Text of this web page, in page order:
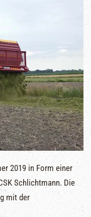
2019 in Form einer
Schlichtmann. Die
mit der